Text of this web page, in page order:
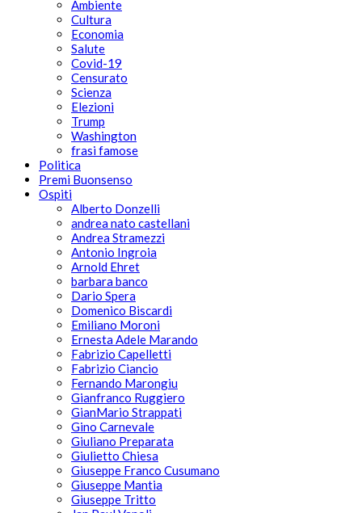
Ambiente
Cultura
Economia
Salute
Covid-19
Censurato
Scienza
Elezioni
Trump
Washington
frasi famose
Politica
Premi Buonsenso
Ospiti
Alberto Donzelli
andrea nato castellani
Andrea Stramezzi
Antonio Ingroia
Arnold Ehret
barbara banco
Dario Spera
Domenico Biscardi
Emiliano Moroni
Ernesta Adele Marando
Fabrizio Capelletti
Fabrizio Ciancio
Fernando Marongiu
Gianfranco Ruggiero
GianMario Strappati
Gino Carnevale
Giuliano Preparata
Giulietto Chiesa
Giuseppe Franco Cusumano
Giuseppe Mantia
Giuseppe Tritto